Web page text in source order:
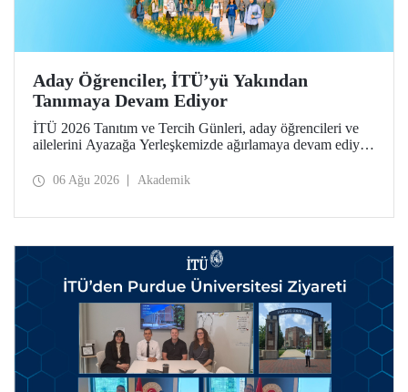
Aday Öğrenciler, İTÜ’yü Yakından
Tanımaya Devam Ediyor
İTÜ 2026 Tanıtım ve Tercih Günleri, aday öğrencileri ve
ailelerini Ayazağa Yerleşkemizde ağırlamaya devam ediyor.
ilgili fakülte ve birimler adaylara bilgi vermeye devam
06 Ağu 2026 Akademik